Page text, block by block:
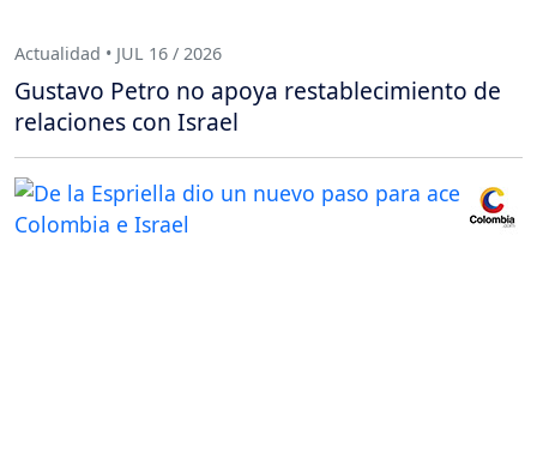
Actualidad • JUL 16 / 2026
Gustavo Petro no apoya restablecimiento de
relaciones con Israel